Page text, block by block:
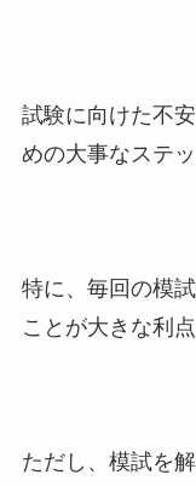
試験に向けた不
めの大事なステッ
特に、毎回の模
ことが大きな利点
ただし、模試を